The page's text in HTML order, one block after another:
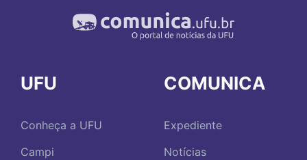
UFU
Conheça a UFU
Campi
COMUNICA
Expediente
Notícias